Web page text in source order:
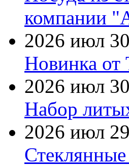
компании
2026 июл 30
Новинка
2026 июл 30
Набор
2026 июл 29